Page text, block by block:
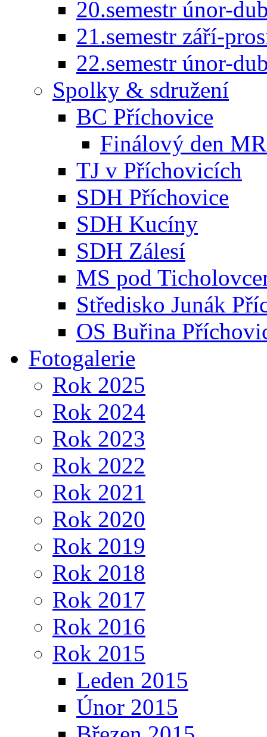
20.semestr únor-
21.semestr září-
22.semestr únor-
Spolky & sdružení
BC Příchovice
Finálový den
TJ v Příchovicích
SDH Příchovice
SDH Kucíny
SDH Zálesí
MS pod
Středisko Junák
OS Buřina
Fotogalerie
Rok 2025
Rok 2024
Rok 2023
Rok 2022
Rok 2021
Rok 2020
Rok 2019
Rok 2018
Rok 2017
Rok 2016
Rok 2015
Leden 2015
Únor 2015